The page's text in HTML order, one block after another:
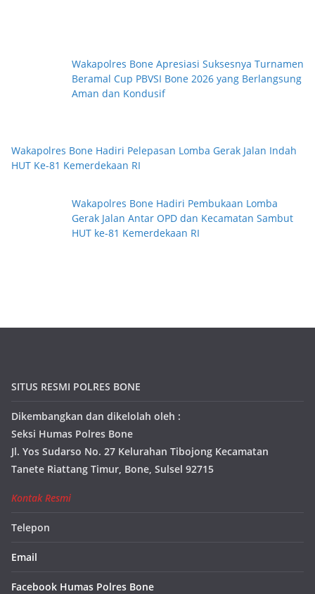
Wakapolres Bone Apresiasi Suksesnya Turnamen
Beramal Cup PBVSI Bone 2026 yang Berlangsung
Aman dan Kondusif
Wakapolres Bone Hadiri Pelepasan Lomba Gerak Jalan Indah
HUT Ke-81 Kemerdekaan RI
Wakapolres Bone Hadiri Pembukaan Lomba
Gerak Jalan Antar OPD dan Kecamatan Sambut
HUT ke-81 Kemerdekaan RI
SITUS RESMI POLRES BONE
Dikembangkan dan dikelolah oleh :
Seksi Humas Polres Bone
Jl. Yos Sudarso No. 27 Kelurahan Tibojong Kecamatan
Tanete Riattang Timur, Bone, Sulsel 92715
Kontak Resmi
Telepon
Email
Facebook Humas Polres Bone